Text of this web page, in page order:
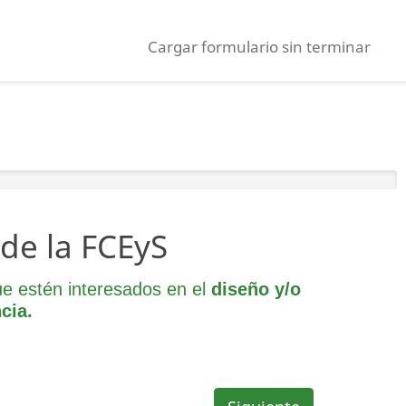
Cargar formulario sin terminar
la FCEyS
estén interesados en el diseño y/o